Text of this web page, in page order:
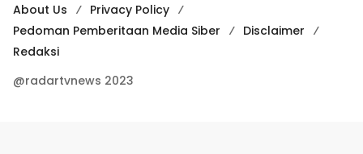
About Us
Privacy Policy
Pedoman Pemberitaan Media Siber
Disclaimer
Redaksi
@radartvnews 2023